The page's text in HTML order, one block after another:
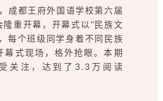
成都王府外国语学校第六届
隆重开幕，开幕式以“民族文
每个班级同学身着不同民族
幕式现场，格外抢眼。本期
关注，达到了3.3万阅读